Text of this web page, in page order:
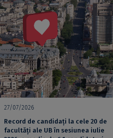
27/07/2026
Record de candidați la cele 20 de
facultăți ale UB în sesiunea iulie